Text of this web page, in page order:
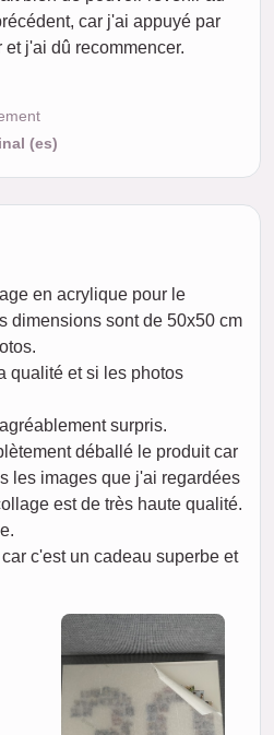
car j'ai appuyé par
j'ai dû recommencer.
(es)
en acrylique pour le
dimensions sont de 50x50 cm
qualité et si les photos
surpris.
déballé le produit car
les images que j'ai regardées
est de très haute qualité.
c'est un cadeau superbe et